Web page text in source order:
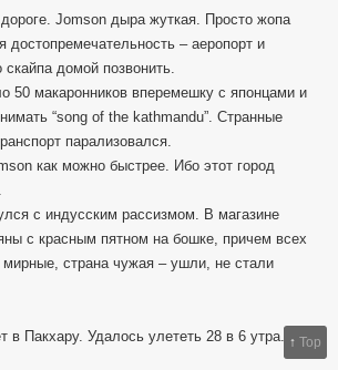
Jomson дыра жуткая. Просто жопа
достопремечательность – аеропорт и
домой позвонить.
50 макаронников вперемешку с японцами и
“song of the kathmandu”. Странные
парализовался.
как можно быстрее. Ибо этот город
с индусским рассизмом. В магазине
с красным пятном на бошке, причем всех
страна чужая – ушли, не стали
в Пакхару. Удалось улететь 28 в 6 утра. ↑ Top